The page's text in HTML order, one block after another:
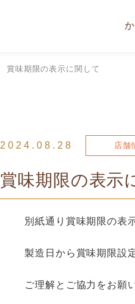
賞味期限の表示に関して
2024.08.28 店舗
賞味期限の表示
別紙通り賞味期限の表
製造日から賞味期限設
ご理解とご協力をお願